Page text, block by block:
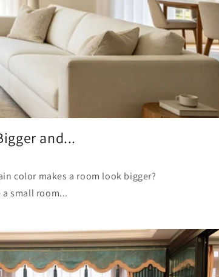
and...
color makes a room look bigger?
small room...